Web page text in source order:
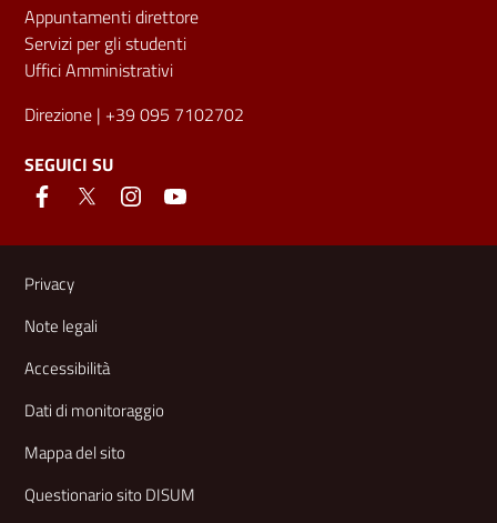
Appuntamenti direttore
Servizi per gli studenti
Uffici Amministrativi
Direzione | +39 095 7102702
SEGUICI SU
Link e informazioni utili
Privacy
Note legali
Accessibilità
Dati di monitoraggio
Mappa del sito
Questionario sito DISUM